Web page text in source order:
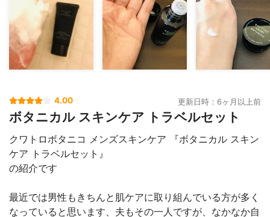
4.00 更新日時：6ヶ月以上前
ボタニカル スキンケア トラベルセット
クワトロボタニコ メンズスキンケア 『ボタニカル スキン
ケア トラベルセット』
の紹介です
最近では男性もきちんと肌ケアに取り組んでいる方が多く
なっていると思います、夫もその一人ですが、なかなか自